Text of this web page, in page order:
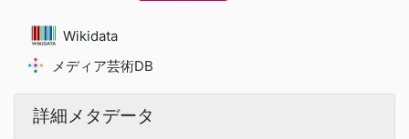
Wikidata
メディア芸術DB
詳細メタデータ